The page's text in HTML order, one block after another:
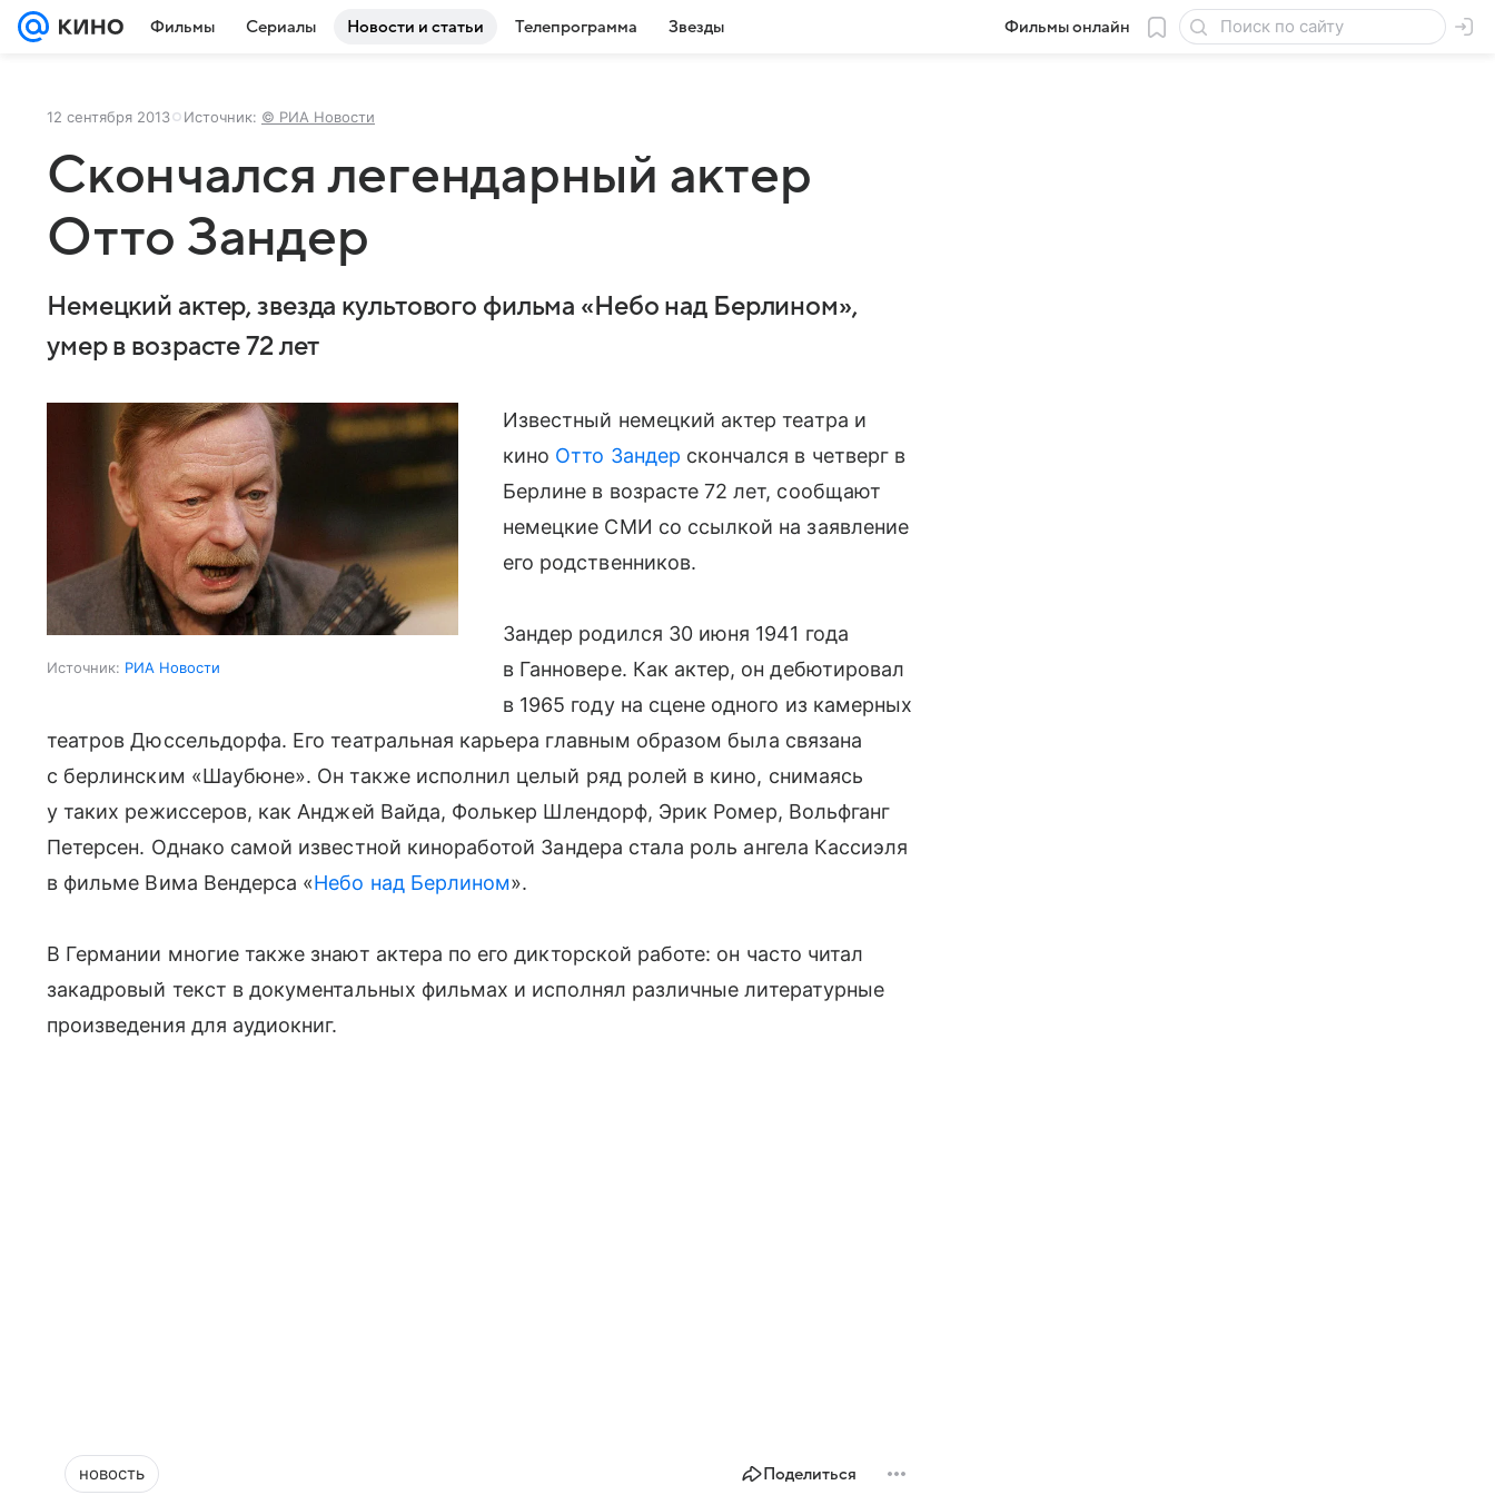
Фильмы Сериалы Новости и статьи Телепрограмма Звезды Фильмы онлайн
12 сентября 2013 Источник: © РИА Новости
Скончался легендарный актер
Отто Зандер
Немецкий актер, звезда культового фильма «Небо над Берлином»,
умер в возрасте 72 лет
Источник: РИА Новости
Известный немецкий актер театра и
кино Отто Зандер скончался в четверг в
Берлине в возрасте 72 лет, сообщают
немецкие СМИ со ссылкой на заявление
его родственников.
Зандер родился 30 июня 1941 года
в Ганновере. Как актер, он дебютировал
в 1965 году на сцене одного из камерных
театров Дюссельдорфа. Его театральная карьера главным образом была связана
с берлинским «Шаубюне». Он также исполнил целый ряд ролей в кино, снимаясь
у таких режиссеров, как Анджей Вайда, Фолькер Шлендорф, Эрик Ромер, Вольфганг
Петерсен. Однако самой известной киноработой Зандера стала роль ангела Кассиэля
в фильме Вима Вендерса «Небо над Берлином».
В Германии многие также знают актера по его дикторской работе: он часто читал
закадровый текст в документальных фильмах и исполнял различные литературные
произведения для аудиокниг.
новость Поделиться